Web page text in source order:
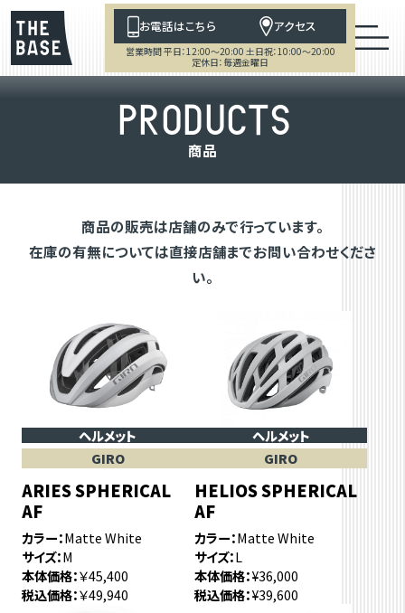
お電話はこちら アクセス
営業時間 平日：12:00～20:00 土日祝：10:00～20:00
定休日：毎週金曜日
PRODUCTS
商品
商品の販売は店舗のみで行っています。
在庫の有無については直接店舗までお問い合わせくださ
い。
ヘルメット
GIRO
ARIES SPHERICAL
AF
カラー Matte White
サイズ M
本体価格 ￥45,400
税込価格 ￥49,940
ヘルメット
GIRO
HELIOS SPHERICAL
AF
カラー Matte White
サイズ L
本体価格 ¥36,000
税込価格 ¥39,600